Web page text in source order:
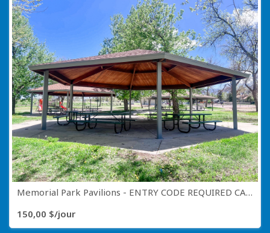
Memorial Park Pavilions - ENTRY CODE REQUIRED CALL (719) 385-5941
150,00 $/jour